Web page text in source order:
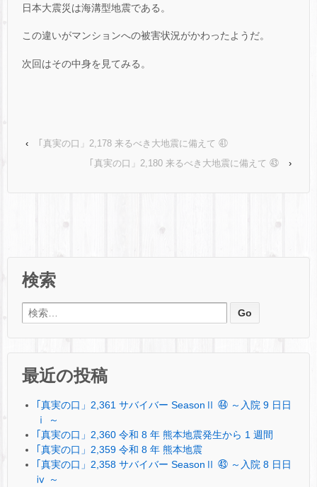
日本大震災は海溝型地震である。
この違いがマンションへの被害状況がかわったようだ。
次回はその中身を見てみる。
‹
｢真実の口」2,178 来るべき大地震に備えて ㊶
｢真実の口」2,180 来るべき大地震に備えて ㊸
›
検索
検索:
最近の投稿
｢真実の口」2,361 サバイバー SeasonⅡ ㊹ ～入院 9 日日
ⅰ ～
｢真実の口」2,360 令和 8 年 熊本地震発生から 1 週間
｢真実の口」2,359 令和 8 年 熊本地震
｢真実の口」2,358 サバイバー SeasonⅡ ㊸ ～入院 8 日日
ⅳ ～